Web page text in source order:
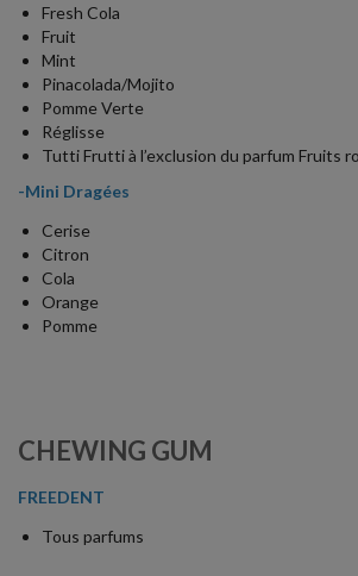
Fresh Cola
Fruit
Mint
Pinacolada/Mojito
Pomme Verte
Réglisse
Tutti Frutti à l’exclusion du parfum Fruits
-Mini Dragées
Cerise
Citron
Cola
Orange
Pomme
CHEWING GUM
FREEDENT
Tous parfums